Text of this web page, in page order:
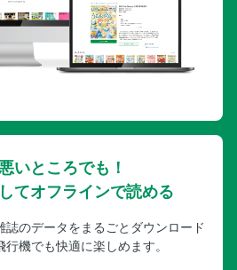
いところでも！
てオフラインで読める
誌のデータをまるごとダウンロード
機でも快適に楽しめます。